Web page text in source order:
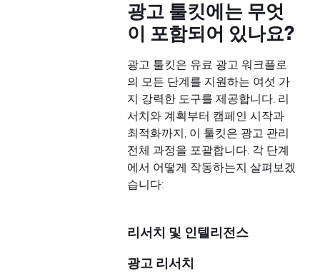
광고 툴킷에는 무엇
이 포함되어 있나요?
광고 툴킷은 유료 광고 워크플로
의 모든 단계를 지원하는 여섯 가
지 강력한 도구를 제공합니다. 리
서치와 계획부터 캠페인 시작과
최적화까지, 이 툴킷은 광고 관리
전체 과정을 포괄합니다. 각 단계
에서 어떻게 작동하는지 살펴보겠
습니다:
리서치 및 인텔리전스
광고 리서치